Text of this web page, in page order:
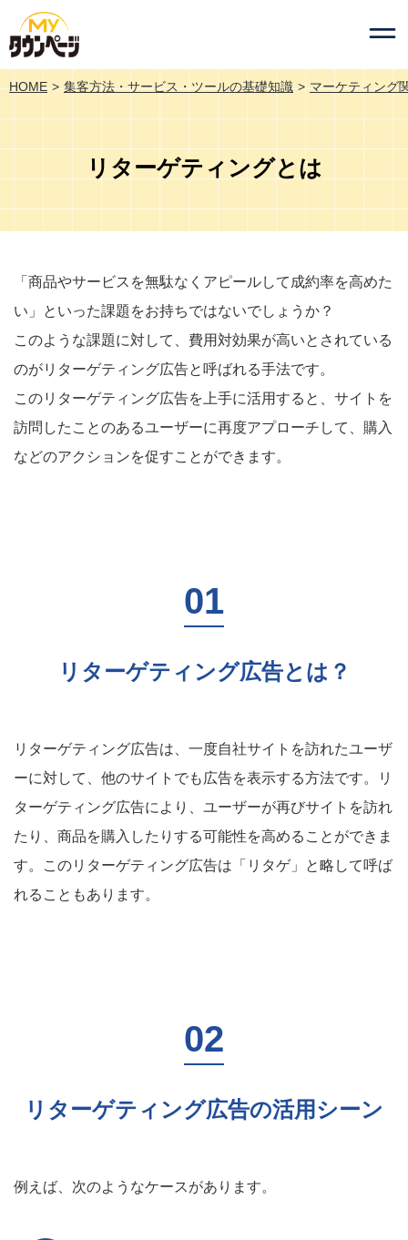
HOME 集客方法・サービス・ツールの基礎知識 マーケティング
リターゲティングとは
「商品やサービスを無駄なくアピールして成約率を高めた
い」といった課題をお持ちではないでしょうか？
このような課題に対して、費用対効果が高いとされている
のがリターゲティング広告と呼ばれる手法です。
このリターゲティング広告を上手に活用すると、サイトを
訪問したことのあるユーザーに再度アプローチして、購入
などのアクションを促すことができます。
リターゲティング広告とは？
リターゲティング広告は、一度自社サイトを訪れたユーザ
ーに対して、他のサイトでも広告を表示する方法です。リ
ターゲティング広告により、ユーザーが再びサイトを訪れ
たり、商品を購入したりする可能性を高めることができま
す。このリターゲティング広告は「リタゲ」と略して呼ば
れることもあります。
リターゲティング広告の活用シーン
例えば、次のようなケースがあります。